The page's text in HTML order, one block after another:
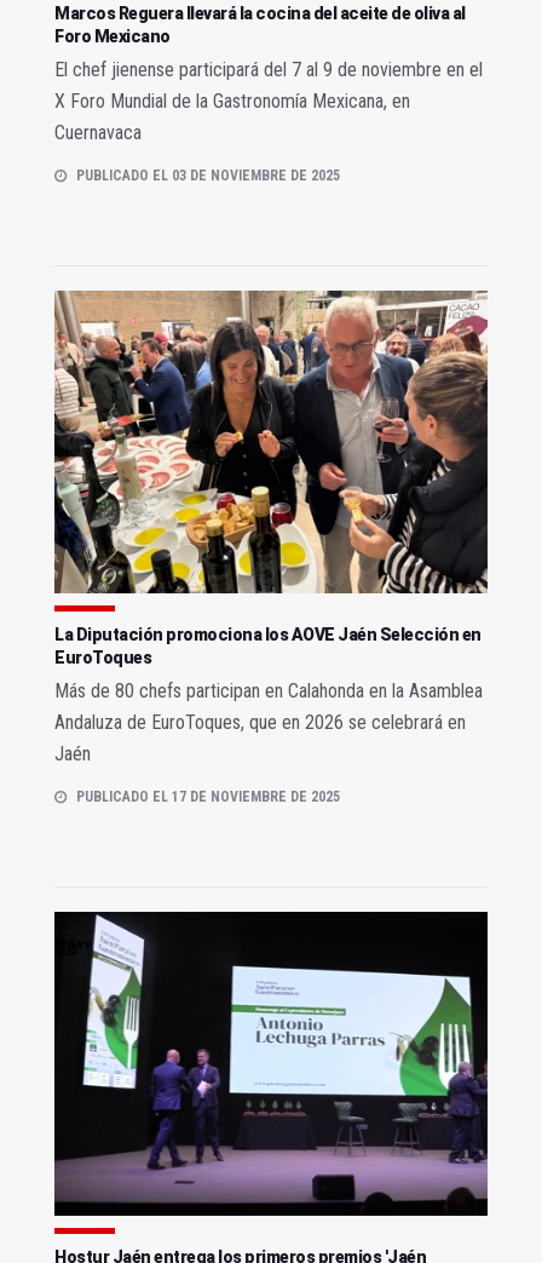
Marcos Reguera llevará la cocina del aceite de oliva al
Foro Mexicano
El chef jienense participará del 7 al 9 de noviembre en el
X Foro Mundial de la Gastronomía Mexicana, en
Cuernavaca
PUBLICADO EL 03 DE NOVIEMBRE DE 2025
La Diputación promociona los AOVE Jaén Selección en
EuroToques
Más de 80 chefs participan en Calahonda en la Asamblea
Andaluza de EuroToques, que en 2026 se celebrará en
Jaén
PUBLICADO EL 17 DE NOVIEMBRE DE 2025
Hostur Jaén entrega los primeros premios 'Jaén